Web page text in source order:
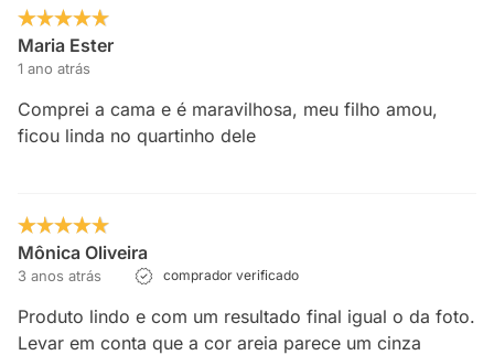
Maria Ester
1 ano atrás
Comprei a cama e é maravilhosa, meu filho amou,
ficou linda no quartinho dele
Mônica Oliveira
3 anos atrás comprador verificado
Produto lindo e com um resultado final igual o da foto.
Levar em conta que a cor areia parece um cinza